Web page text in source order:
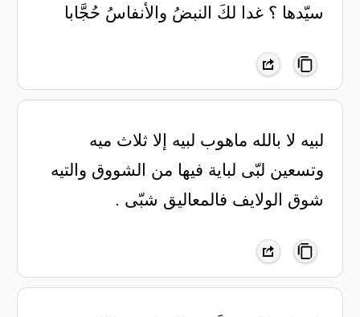
سيّدها ؟ غدا لكَ النبضُ واﻷنفاسُ حُجَّابا
لبيه لا بالله ماهوب لبيه إلا ثلاث ميه
وتسعين لبّى لباية فيها من الشووق والتيه
شوق الولايف فالمعاليق شبّى .